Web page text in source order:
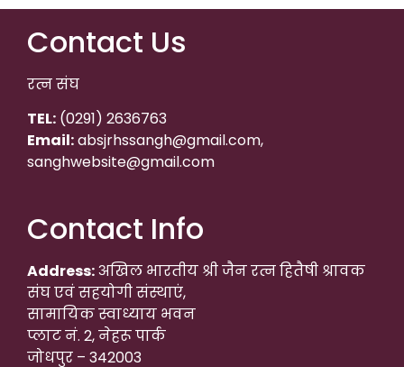
Contact Us
रत्न संघ
TEL: (0291) 2636763
Email:absjrhssangh@gmail.com,
sanghwebsite@gmail.com
Contact Info
Address:अखिल भारतीय श्री जैन रत्न हितैषी श्रावक
संघ एवं सहयोगी संस्थाएं,
सामायिक स्वाध्याय भवन
प्लाट नं. 2, नेहरू पार्क
जोधपुर – 342003